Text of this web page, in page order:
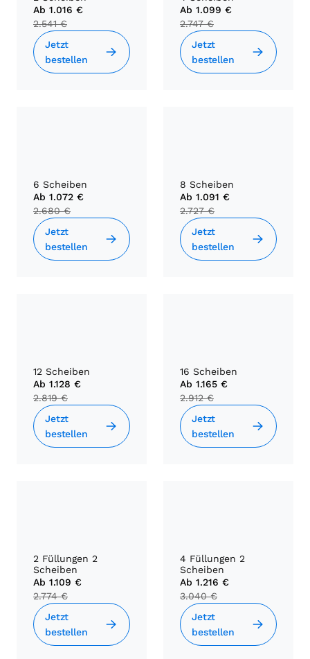
Ab 1.016 €
2.541 €
Jetzt
bestellen
Ab 1.099 €
2.747 €
Jetzt
bestellen
6 Scheiben
Ab 1.072 €
2.680 €
Jetzt
bestellen
8 Scheiben
Ab 1.091 €
2.727 €
Jetzt
bestellen
12 Scheiben
Ab 1.128 €
2.819 €
Jetzt
bestellen
16 Scheiben
Ab 1.165 €
2.912 €
Jetzt
bestellen
2 Füllungen 2
Scheiben
Ab 1.109 €
2.774 €
Jetzt
bestellen
4 Füllungen 2
Scheiben
Ab 1.216 €
3.040 €
Jetzt
bestellen